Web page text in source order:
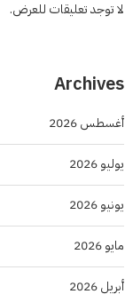
لا توجد تعليقات للعرض.
Archives
أغسطس 2026
يوليو 2026
يونيو 2026
مايو 2026
أبريل 2026